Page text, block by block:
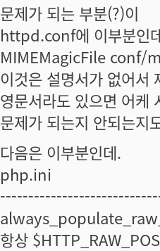
문제가 되는 부분(?)이
httpd.conf에 이부분인
MIMEMagicFile conf/
이것은 설명서가 없어서
영문서라도 있으면 어케
문제가 되는지 안되는지
다음은 이부분인데.
php.ini
항상